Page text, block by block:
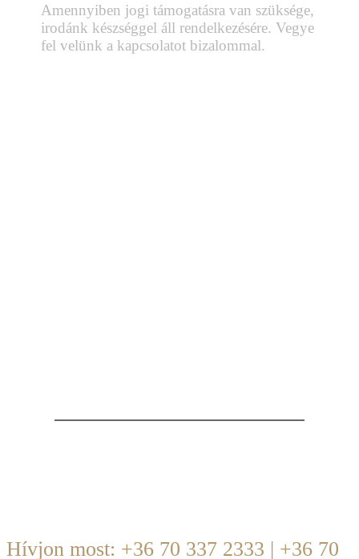
Amennyiben jogi támogatásra van szüksége,
irodánk készséggel áll rendelkezésére. Vegye
fel velünk a kapcsolatot bizalommal.
Hívjon most: +36 70 337 2333 | +36 70